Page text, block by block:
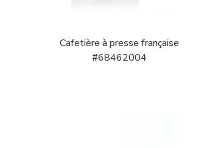
Cafetière à presse française
#68462004